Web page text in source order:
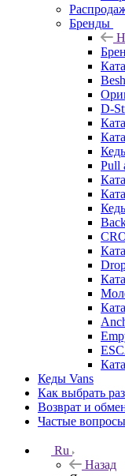
Бренды
D-
Pull
Кеды Vans
Как выбрать
Возврат и
Частые вопросы
Ru
Назад